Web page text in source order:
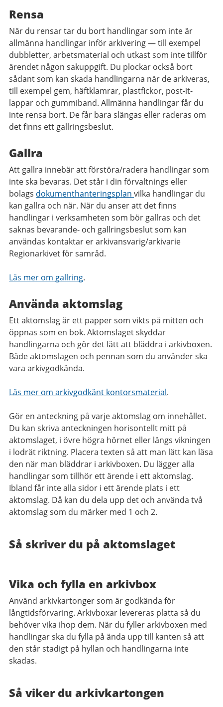
Rensa
När du rensar tar du bort handlingar som inte är
allmänna handlingar inför arkivering — till exempel
dubbletter, arbetsmaterial och utkast som inte tillför
ärendet någon sakuppgift. Du plockar också bort
sådant som kan skada handlingarna när de arkiveras,
till exempel gem, häftklamrar, plastfickor, post-it-
lappar och gummiband. Allmänna handlingar får du
inte rensa bort. De får bara slängas eller raderas om
det finns ett gallringsbeslut.
Gallra
Att gallra innebär att förstöra/radera handlingar som
inte ska bevaras. Det står i din förvaltnings eller
bolags dokumenthanteringsplan vilka handlingar du
kan gallra och när. När du anser att det finns
handlingar i verksamheten som bör gallras och det
saknas bevarande- och gallringsbeslut som kan
användas kontaktar er arkivansvarig/arkivarie
Regionarkivet för samråd.
Läs mer om gallring.
Använda aktomslag
Ett aktomslag är ett papper som vikts på mitten och
öppnas som en bok. Aktomslaget skyddar
handlingarna och gör det lätt att bläddra i arkivboxen.
Både aktomslagen och pennan som du använder ska
vara arkivgodkända.
Läs mer om arkivgodkänt kontorsmaterial.
Gör en anteckning på varje aktomslag om innehållet.
Du kan skriva anteckningen horisontellt mitt på
aktomslaget, i övre högra hörnet eller längs vikningen
i lodrät riktning. Placera texten så att man lätt kan läsa
den när man bläddrar i arkivboxen.​ Du lägger alla
handlingar som tillhör ett ärende i ett aktomslag.
Ibland får inte alla sidor i ett ärende plats i ett
aktomslag. Då kan du dela upp det och använda två
aktomslag som du märker med 1 och 2.
Så skriver du på aktomslaget
Vika och fylla en arkivbox
Använd arkivkartonger som är godkända för
långtidsförvaring. Arkivboxar levereras platta så du
behöver vika ihop dem. När du fyller arkivboxen med
handlingar ska du fylla på ända upp till kanten så att
den står stadigt på hyllan och handlingarna inte
skadas.
Så viker du arkivkartongen